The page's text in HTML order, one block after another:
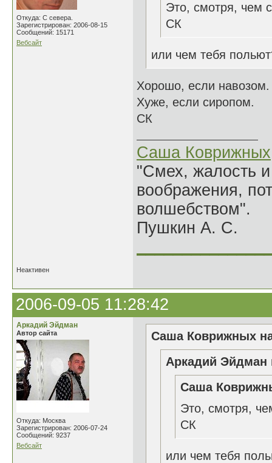
Откуда: С севера.
Зарегистрирован: 2006-08-15
Сообщений: 15171
Вебсайт
Это, смотря, чем
СК
или чем тебя
Хорошо, если навозом.
Хуже, если сиропом.
СК
Саша Коврижных
"Смех, жалость
воображения,
волшебством".
Пушкин А. С.
Неактивен
2006-09-05 11:28:42
Аркадий Эйдман
Автор сайта
Откуда: Москва
Зарегистрирован: 2006-07-24
Сообщений: 9237
Вебсайт
Саша Коврижных
Аркадий Эйдман
Саша
Это, смотря,
СК
или чем тебя